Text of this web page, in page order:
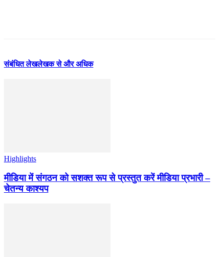
संबंधित लेखलेखक से और अधिक
Highlights
मीडिया में संगठन को सशक्त रूप से प्रस्तुत करें मीडिया प्रभारी –
चेतन्य काश्यप